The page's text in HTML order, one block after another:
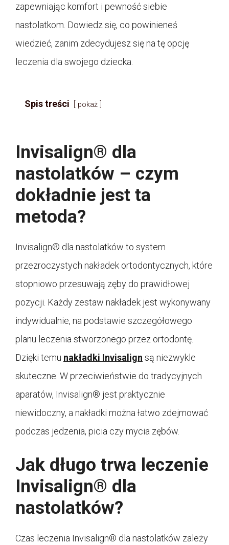
zapewniając komfort i pewność siebie
nastolatkom. Dowiedz się, co powinieneś
wiedzieć, zanim zdecydujesz się na tę opcję
leczenia dla swojego dziecka.
Spis treści pokaż
Invisalign® dla
nastolatków – czym
dokładnie jest ta
metoda?
Invisalign® dla nastolatków to system
przezroczystych nakładek ortodontycznych, które
stopniowo przesuwają zęby do prawidłowej
pozycji. Każdy zestaw nakładek jest wykonywany
indywidualnie, na podstawie szczegółowego
planu leczenia stworzonego przez ortodontę.
Dzięki temu nakładki Invisalign są niezwykle
skuteczne. W przeciwieństwie do tradycyjnych
aparatów, Invisalign® jest praktycznie
niewidoczny, a nakładki można łatwo zdejmować
podczas jedzenia, picia czy mycia zębów.
Jak długo trwa leczenie
Invisalign® dla
nastolatków?
Czas leczenia Invisalign® dla nastolatków zależy